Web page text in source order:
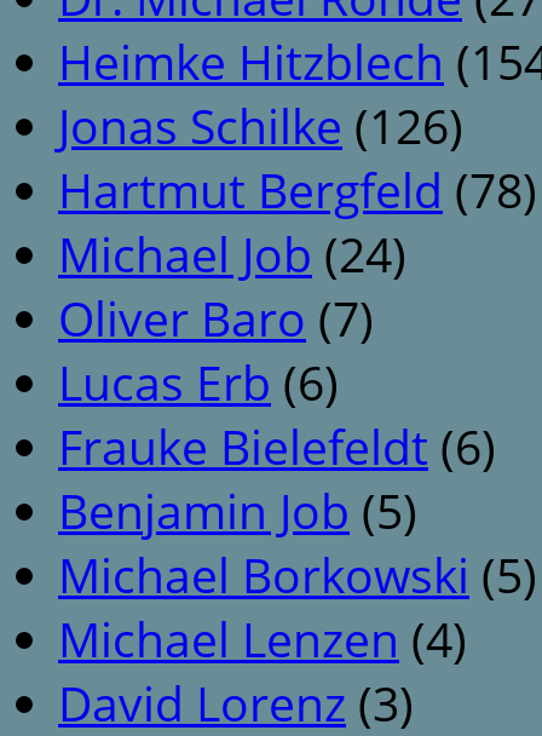
Heimke Hitzblech
Jonas Schilke (126)
Hartmut Bergfeld (78)
Michael Job (24)
Oliver Baro (7)
Lucas Erb (6)
Frauke Bielefeldt (6)
Benjamin Job (5)
Michael Borkowski (5)
Michael Lenzen (4)
David Lorenz (3)